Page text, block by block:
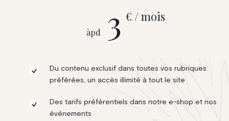
àpd 3 € / mois
Du contenu exclusif dans toutes vos rubriques
préférées, un accès illimité à tout le site
Des tarifs préférentiels dans notre e-shop et nos
événements